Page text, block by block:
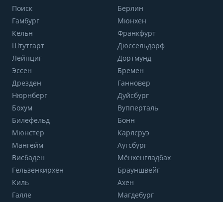
Поиск
Берлин
Гамбург
Мюнхен
Кёльн
Франкфурт
Штутгарт
Дюссельдорф
Лейпциг
Дортмунд
Эссен
Бремен
Дрезден
Ганновер
Нюрнберг
Дуйсбург
Бохум
Вупперталь
Билефельд
Бонн
Мюнстер
Карлсруэ
Мангейм
Аугсбург
Висбаден
Мёнхенгладбах
Гельзенкирхен
Брауншвейг
Киль
Ахен
Галле
Магдебург